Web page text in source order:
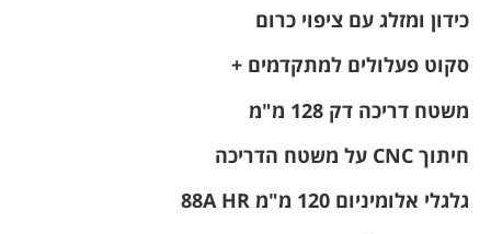
כידון ומזלג עם ציפוי כרום
סקוט פעלולים למתקדמים +
משטח דריכה דק 128 מ"מ
חיתוך CNC על משטח הדריכה
גלגלי אלומיניום 120 מ"מ 88A HR